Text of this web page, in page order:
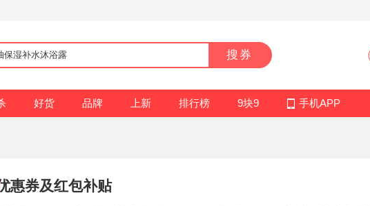
搜券
好货 品牌 上新 排行榜 9块9 手机APP
惠券及红包补贴